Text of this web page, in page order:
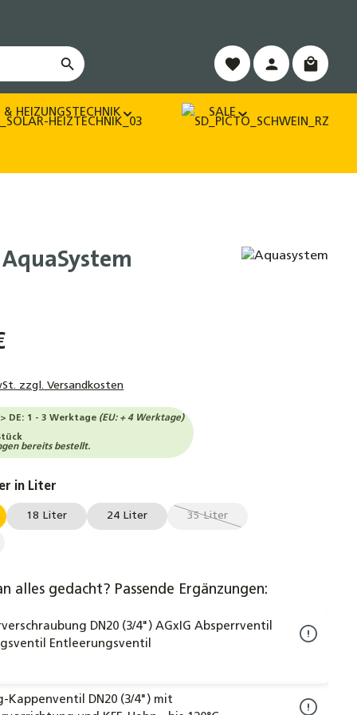
& HEIZUNGSTECHNIK SALE
zzgl. Versandkosten
DE: 1 - 3 Werktage (EU: + 4 Werktage)
bereits bestellt.
in Liter
18 Liter 24 Liter 35 Liter
(Diese Option ist zurzeit nicht
ist zurzeit nicht verfügbar.)
alles gedacht? Passende Ergänzungen:
DN20 (3/4") AGxIG Absperrventil
Entleerungsventil
Kappenventil DN20 (3/4") mit